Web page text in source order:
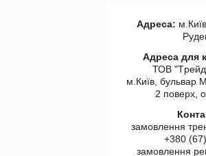
Адреса:
Адреса для
ТОВ
м.Київ, бульвар
2 поверх,
замовлення
+380
замовлення